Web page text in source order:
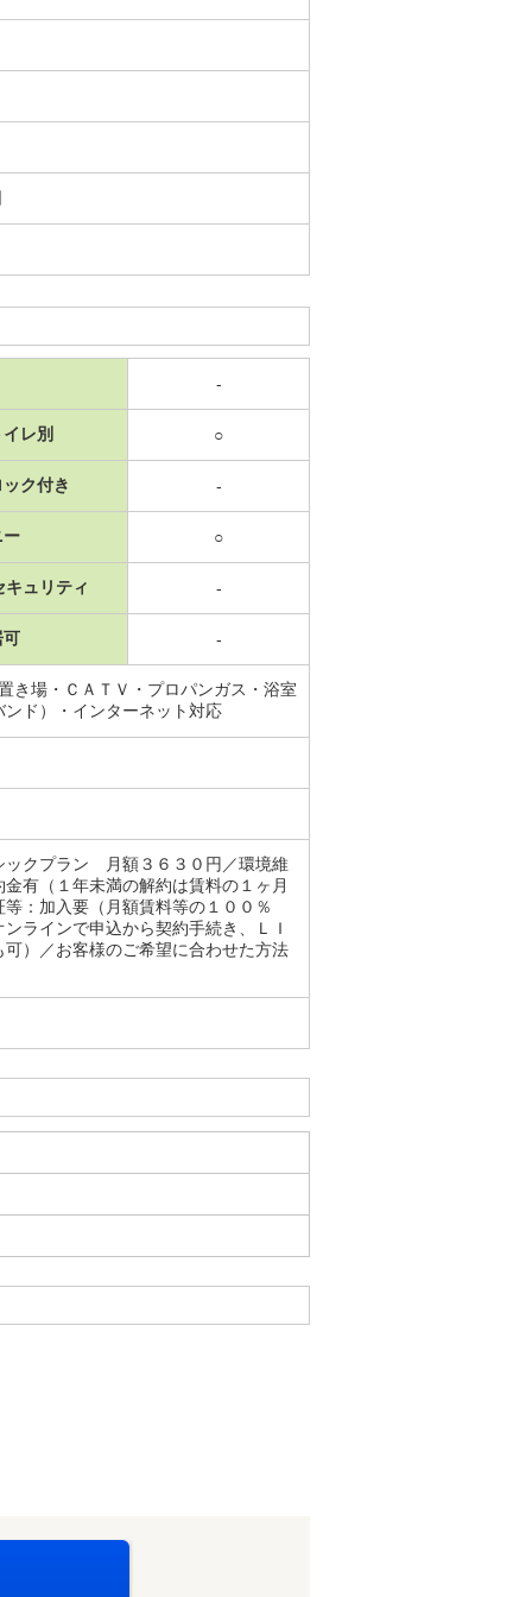
-
レ別 ○
ク付き -
ー ○
キュリティ -
可 -
き場・ＣＡＴＶ・プロパンガス・浴室
ド）・インターネット対応
ックプラン 月額３６３０円／環境維
有（１年未満の解約は賃料の１ヶ月
：加入要（月額賃料等の１００％
ラインで申込から契約手続き、ＬＩ
）／お客様のご希望に合わせた方法